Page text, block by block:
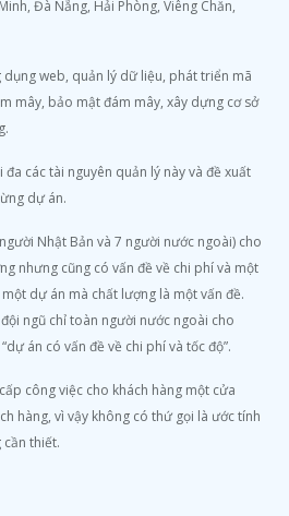
Đà Nẵng, Hải Phòng, Viêng Chăn,
dụng web, quản lý dữ liệu, phát triển mã
mây, bảo mật đám mây, xây dựng cơ sở
các tài nguyên quản lý này và đề xuất
dự án.
Nhật Bản và 7 người nước ngoài) cho
nhưng cũng có vấn đề về chi phí và một
dự án mà chất lượng là một vấn đề.
ngũ chỉ toàn người nước ngoài cho
án có vấn đề về chi phí và tốc độ”.
công việc cho khách hàng một cửa
hàng, vì vậy không có thứ gọi là ước tính
thiết.